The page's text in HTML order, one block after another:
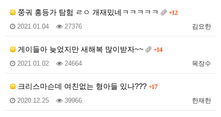
쭝궈 홍등가 탐험 ㄹㅇ 개재밌네ㅋㅋㅋㅋㅋ +12
김요한
2021.01.04 27376
게이들아 늦었지만 새해복 많이받자~~ +14
목장수
2021.01.02 24664
크리스마슨데 여친없는 형아들 있나??? +17
한재한
2020.12.25 39966